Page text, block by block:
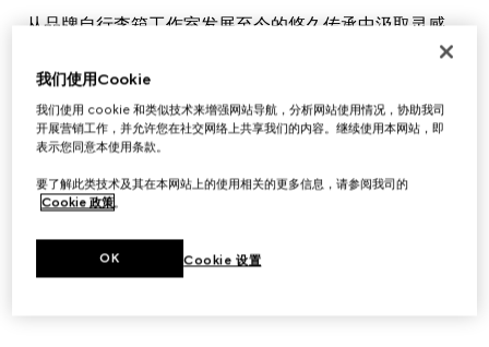
从品牌自行李箱工作室发展至今的悠久传承中汲取灵感，
Gucci旅行单品成为当季开启愉悦旅程的理想伴侣。
选购女士旅行箱包
我们使用Cookie
我们使用 cookie 和类似技术来增强网站导航，分析网站使用情况，协助我司
开展营销工作，并允许您在社交网络上共享我们的内容。继续使用本网站，即
表示您同意本使用条款。
要了解此类技术及其在本网站上的使用相关的更多信息，请参阅我司的
Cookie 政策。
Cookie 设置
OK